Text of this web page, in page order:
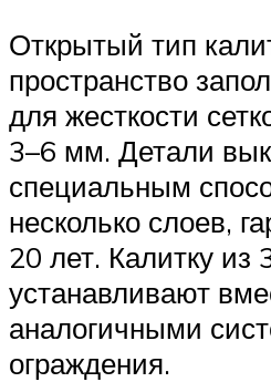
Открытый тип
пространство
для жесткости
3–6 мм. Детали
специальным
несколько слоев,
20 лет. Калитку из
устанавливают
аналогичными
ограждения.